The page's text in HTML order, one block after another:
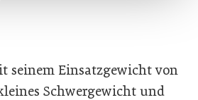
seinem Einsatzgewicht von
Schwergewicht und